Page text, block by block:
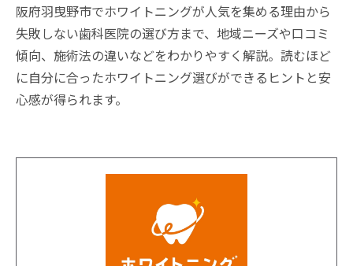
阪府羽曳野市でホワイトニングが人気を集める理由から
失敗しない歯科医院の選び方まで、地域ニーズや口コミ
傾向、施術法の違いなどをわかりやすく解説。読むほど
に自分に合ったホワイトニング選びができるヒントと安
心感が得られます。